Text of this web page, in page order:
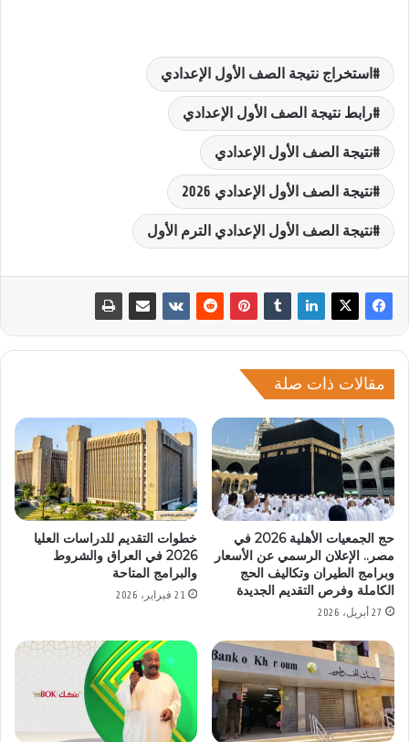
استخراج نتيجة الصف الأول الإعدادي
رابط نتيجة الصف الأول الإعدادي
نتيجة الصف الأول الإعدادي
نتيجة الصف الأول الإعدادي 2026
نتيجة الصف الأول الإعدادي الترم الأول
مقالات ذات صلة
حج الجمعيات الأهلية 2026 في
مصر.. الإعلان الرسمي عن الأسعار
وبرامج الطيران وتكاليف الحج
الكاملة وفرص التقديم الجديدة
27 أبريل، 2026
خطوات التقديم للدراسات العليا
2026 في العراق والشروط
والبرامج المتاحة
21 فبراير، 2026